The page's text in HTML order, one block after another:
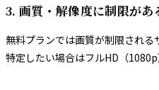
3. 画質・解像度に制限があ
無料プランでは画質が制限され
特定したい場合はフルHD（1080p